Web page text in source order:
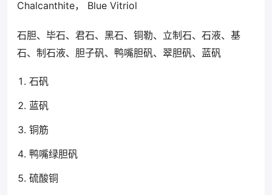
Chalcanthite， Blue Vitriol
石胆、毕石、君石、黑石、铜勒、立制石、石液、基
石、制石液、胆子矾、鸭嘴胆矾、翠胆矾、蓝矾
石矾
蓝矾
铜筋
鸭嘴绿胆矾
硫酸铜